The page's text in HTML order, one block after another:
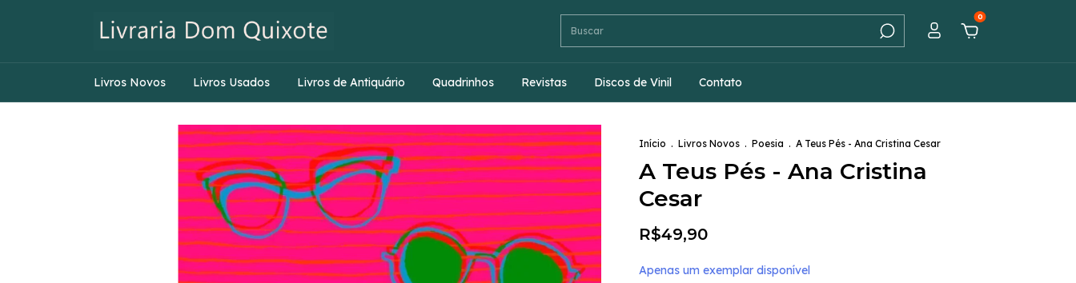
0
Livros Novos Livros Usados Livros de Antiquário Quadrinhos Revistas Discos de Vinil Contato
Início . Livros Novos . Poesia . A Teus Pés - Ana Cristina Cesar
A Teus Pés - Ana Cristina
Cesar
R$49,90
Apenas um exemplar disponível